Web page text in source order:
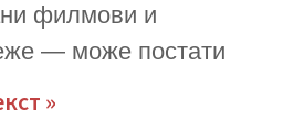
филмови и
— може постати
»